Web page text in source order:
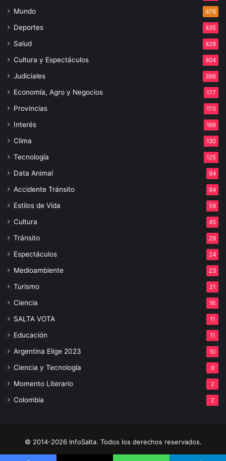
Mundo 478
Deportes 435
Salud 428
Cultura y Espectáculos 404
Judiciales 396
Economía, Agro y Negocios 177
Provincias 170
Interés 166
Clima 130
Tecnología 125
Data Animal 94
Accidente Tránsito 94
Estilos de Vida 59
Cultura 45
Tránsito 29
Espectáculos 24
Medioambiente 23
Turismo 21
Ciencia 16
SALTA VOTA 11
Educación 11
Argentina Elige 2023 10
Ciencia y Tecnología 9
Momento Literario 2
Colombia 2
© 2014-2026 InfoSalta. Todos los derechos reservados.